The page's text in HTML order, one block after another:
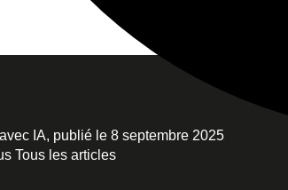
IA, publié le 8 septembre 2025
Tous les articles